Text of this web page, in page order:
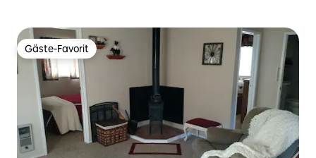
Gäste-Favorit
Gäste-Favorit